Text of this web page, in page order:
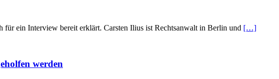
für ein Interview bereit erklärt. Carsten Ilius ist Rechtsanwalt in Berlin und […]
werden